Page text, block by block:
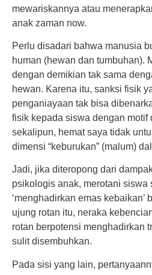
mewariskannya atau
anak zaman now.
Perlu disadari bahwa manusia
human (hewan dan tumbuhan).
dengan demikian tak sama
hewan. Karena itu, sanksi fisik
penganiayaan tak bisa
fisik kepada siswa dengan motif
sekalipun, hemat saya tidak
dimensi “keburukan” (malum)
Jadi, jika diteropong dari
psikologis anak, merotani siswa
‘menghadirkan emas kebaikan’
ujung rotan itu, neraka
rotan berpotensi menghadirkan
sulit disembuhkan.
Pada sisi yang lain,